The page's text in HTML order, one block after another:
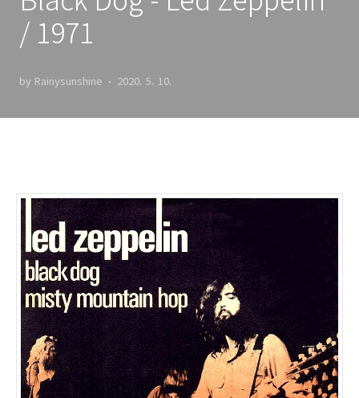
/ 1971
by Rainysunshine 2020. 5. 10.